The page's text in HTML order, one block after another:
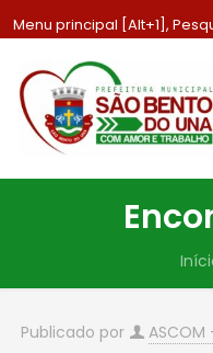
Menu principal [Alt+1],
Publicado por ASCOM